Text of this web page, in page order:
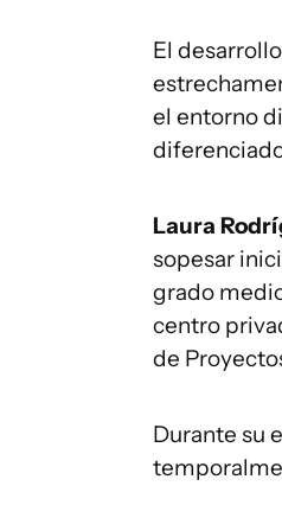
El
el entorno
Laura
sopesar
grado
centro
de
Durante su